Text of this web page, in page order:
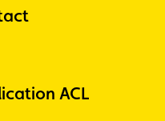
ACL